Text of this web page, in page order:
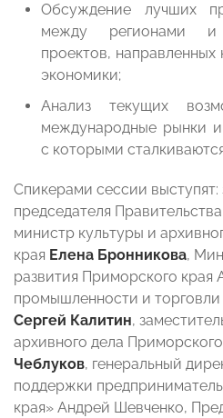
Обсуждение лучших
между регионами
проектов, направленных
экономики;
Анализ текущих
международные рынки
с которыми
Спикерами сессии выступят:
председателя
министр культуры и
края Елена Бронникова,
развития Приморского края
промышленности и
Сергей Калитин,
архивного дела
Чеблуков, генеральный
поддержки
края» Андрей Шевченко,